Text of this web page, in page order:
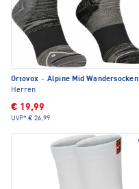
Ortovox · Alpine Mid Wandersocken
Herren
€ 19,99
UVP* € 26,99